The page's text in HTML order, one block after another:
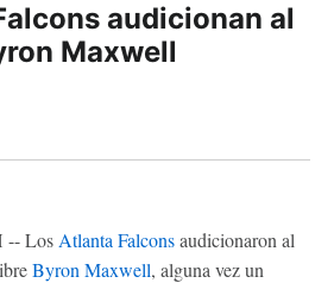
audicionan al
Maxwell
-- Los Atlanta Falconsaudicionaron al
Byron Maxwell, alguna vez un